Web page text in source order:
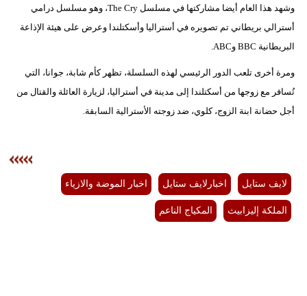
وشهد هذا العام أيضا مشاركتها في مسلسل The Cry، وهو مسلسل درامي
أسترالي بريطاني تم تصويره في أستراليا وأسكتلندا وعرض على هيئة الإذاعة
البريطانية BBC وABC.
ومرة أخرى تلعب الدور الرئيسي لهذه السلسلة، تظهر كأم شابة، جوانا، التي
تُسافر مع زوجها من أسكتلندا إلى مدينة في أستراليا، لزيارة العائلة والقتال من
أجل حضانة ابنة الزوج، كلوي، ضد زوجته الأسترالية السابقة.​
لايف ستايل اخبارلايف ستايل اخبار الموضة والازياء
الملكة إليزابيث المكياج الناعم